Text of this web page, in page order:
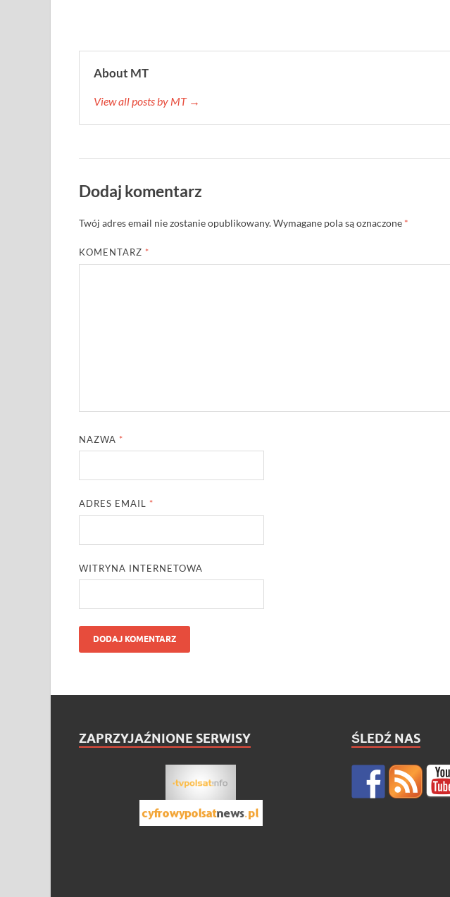
About MT
View all posts by MT →
Dodaj komentarz
Twój adres email nie zostanie opublikowany.Wymagane pola są oznaczone *
KOMENTARZ *
NAZWA *
ADRES EMAIL *
WITRYNA INTERNETOWA
ZAPRZYJAŹNIONE SERWISY ŚLEDŹ NAS